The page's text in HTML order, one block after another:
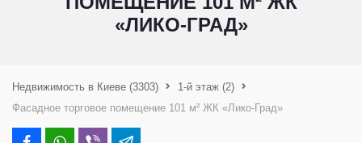
«ЛИКО-ГРАД»
Недвижимость в Киеве (3303) 1-й этаж (2)
Фасадное торговое помещение 101 м² ЖК «Лико-Град»